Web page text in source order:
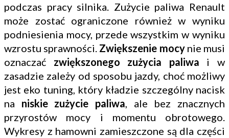
podczas pracy silnika. Zużycie paliwa Renault
może zostać ograniczone również w wyniku
podniesienia mocy, przede wszystkim w wyniku
wzrostu sprawności. Zwiększenie mocynie musi
oznaczać zwiększonego zużycia paliwa i w
zasadzie zależy od sposobu jazdy, choć możliwy
jest eko tuning, który kładzie szczególny nacisk
na niskie zużycie paliwa, ale bez znacznych
przyrostów mocy i momentu obrotowego.
Wykresy z hamowni zamieszczone są dla części